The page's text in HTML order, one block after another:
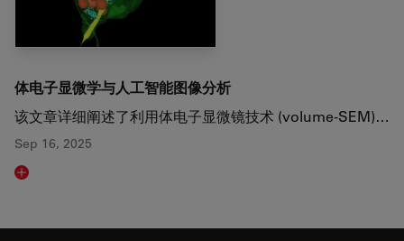
体电子显微学与人工智能图像分析
该文章详细阐述了利用体电子显微镜技术 (volume-SEM)…
Sep 16, 2025
Read article